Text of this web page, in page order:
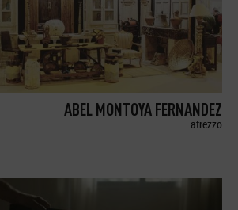
ABEL MONTOYA FERNANDEZ
atrezzo